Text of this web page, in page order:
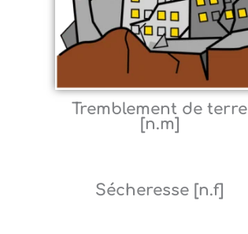
Tremblement de terre
[n.m]
Sécheresse [n.f]